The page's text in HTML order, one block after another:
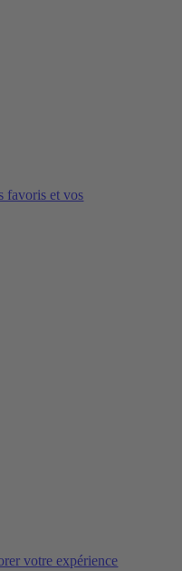
favoris et vos
votre expérience